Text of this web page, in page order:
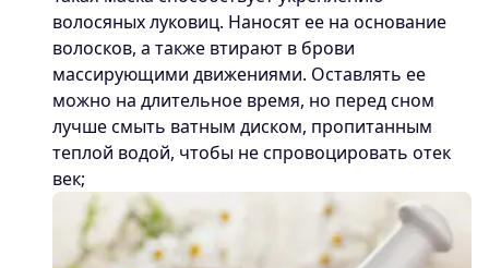
волосяных луковиц. Наносят ее на основание
волосков, а также втирают в брови
массирующими движениями. Оставлять ее
можно на длительное время, но перед сном
лучше смыть ватным диском, пропитанным
теплой водой, чтобы не спровоцировать отек
век;